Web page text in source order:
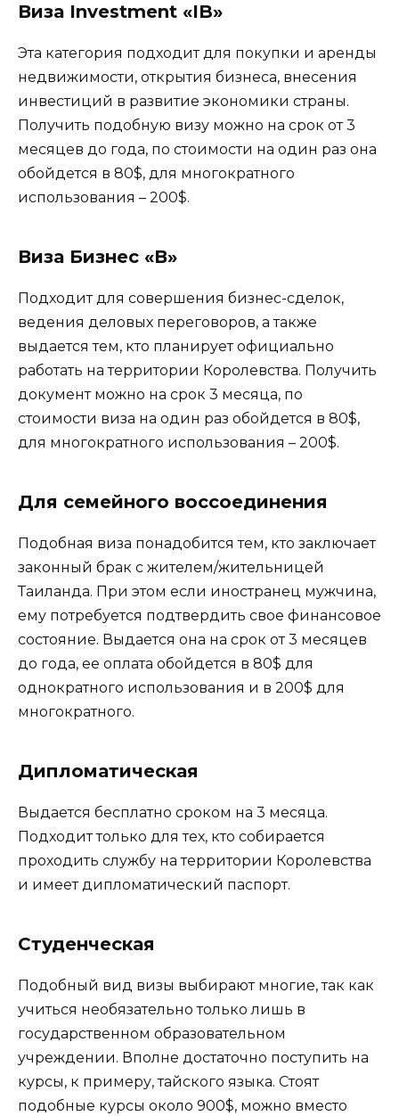
Виза Investment «IB»
Эта категория подходит для покупки и аренды
недвижимости, открытия бизнеса, внесения
инвестиций в развитие экономики страны.
Получить подобную визу можно на срок от 3
месяцев до года, по стоимости на один раз она
обойдется в 80$, для многократного
использования – 200$.
Виза Бизнес «В»
Подходит для совершения бизнес-сделок,
ведения деловых переговоров, а также
выдается тем, кто планирует официально
работать на территории Королевства. Получить
документ можно на срок 3 месяца, по
стоимости виза на один раз обойдется в 80$,
для многократного использования – 200$.
Для семейного воссоединения
Подобная виза понадобится тем, кто заключает
законный брак с жителем/жительницей
Таиланда. При этом если иностранец мужчина,
ему потребуется подтвердить свое финансовое
состояние. Выдается она на срок от 3 месяцев
до года, ее оплата обойдется в 80$ для
однократного использования и в 200$ для
многократного.
Дипломатическая
Выдается бесплатно сроком на 3 месяца.
Подходит только для тех, кто собирается
проходить службу на территории Королевства
и имеет дипломатический паспорт.
Студенческая
Подобный вид визы выбирают многие, так как
учиться необязательно только лишь в
государственном образовательном
учреждении. Вполне достаточно поступить на
курсы, к примеру, тайского языка. Стоят
подобные курсы около 900$, можно вместо